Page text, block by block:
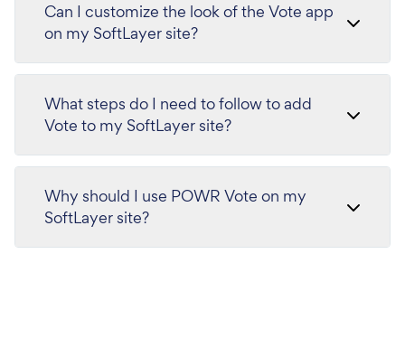
Can I customize the look of the Vote app
on my SoftLayer site?
What steps do I need to follow to add
Vote to my SoftLayer site?
Why should I use POWR Vote on my
SoftLayer site?